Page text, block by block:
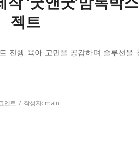
젝트
진행 육아 고민을 공감하며 솔루션을
멘트 / 작성자: main